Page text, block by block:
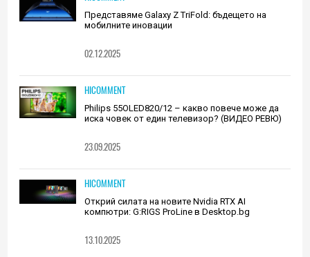
Представяме Galaxy Z TriFold: бъдещето на
мобилните иновации
02.12.2025
HICOMMENT
Philips 55OLED820/12 – какво повече може да
иска човек от един телевизор? (ВИДЕО РЕВЮ)
23.09.2025
HICOMMENT
Открий силата на новите Nvidia RTX AI
компютри: G:RIGS ProLine в Desktop.bg
13.10.2025